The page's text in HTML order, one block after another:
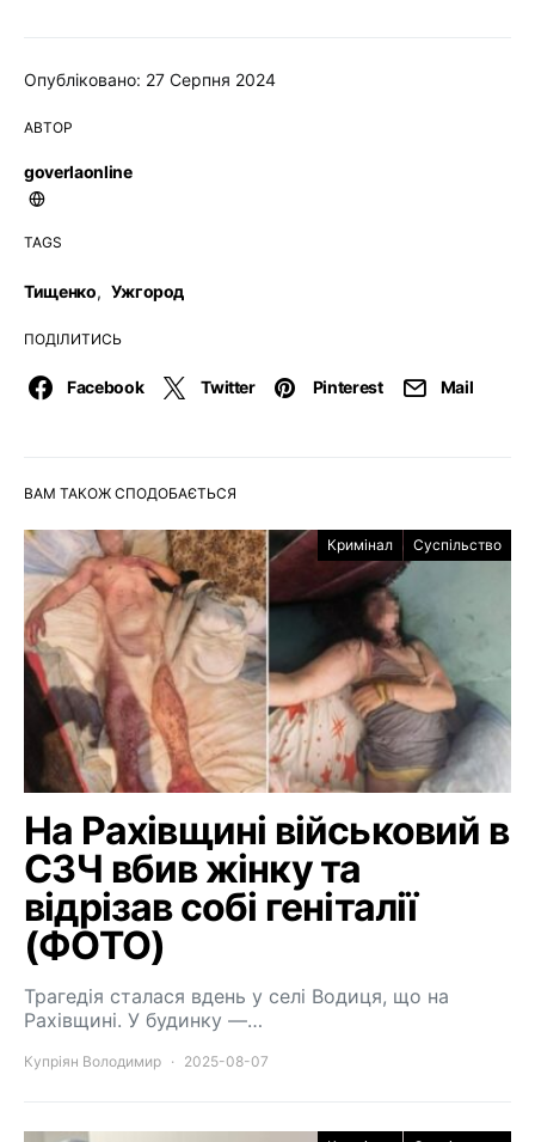
Опубліковано: 27 Серпня 2024
АВТОР
goverlaonline
TAGS
Тищенко, Ужгород
ПОДІЛИТИСЬ
Facebook Twitter Pinterest Mail
ВАМ ТАКОЖ СПОДОБАЄТЬСЯ
Кримінал Суспільство
На Рахівщині військовий в
СЗЧ вбив жінку та
відрізав собі геніталії
(ФОТО)
Трагедія сталася вдень у селі Водиця, що на
Рахівщині. У будинку —…
Купріян Володимир 2025-08-07